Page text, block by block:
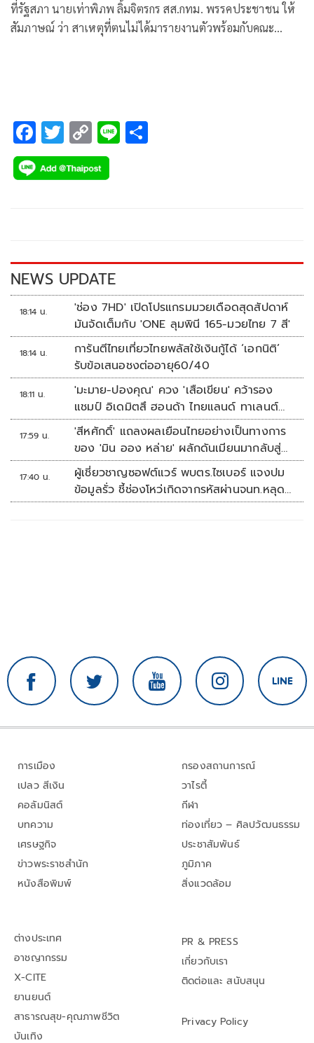
ที่รัฐสภา นายเท่าพิภพ ลิ้มจิตรกร สส.กทม. พรรคประชาชน ให้
สัมภาษณ์ ว่า สาเหตุที่ตนไม่ได้มารายงานตัวพร้อมกับคณะ
F
ac
e
k
T
wi
tt
C
o
p
k
Li
NEWS UPDATE
18:14 น.
'ช่อง 7HD' เปิดโปรแกรมมวยเดือดสุดสัปดาห์
มันจัดเต็มกับ 'ONE ลุมพินี 165-มวยไทย 7 สี'
18:14 น.
การันตีไทยเที่ยวไทยพลัสใช้เงินกู้ได้ ‘เอกนิติ’
รับข้อเสนอชงต่ออายุ60/40
18:11 น.
'มะมาย-ปองคุณ' ควง 'เสือเขียน' คว้ารอง
แชมป์ อิเดมิตสึ ฮอนด้า ไทยแลนด์ ทาเลนต์
คัพ สนาม 3
17:59 น.
'สีหศักดิ์' แถลงผลเยือนไทยอย่างเป็นทางการ
ของ 'มิน ออง หล่าย' ผลักดันเมียนมากลับสู่
อาเซียน
17:40 น.
ผู้เชี่ยวชาญซอฟต์แวร์ พบตร.ไซเบอร์ แจงปม
ข้อมูลรั่ว ชี้ช่องโหว่เกิดจากรหัสผ่านจนท.หลุด
ไม่ใช่ถูกแฮกระบบ
การเมือง
เปลว สีเงิน
คอลัมนิสต์
บทความ
เศรษฐกิจ
ข่าวพระราชสำนัก
หนังสือพิมพ์
กรองสถานการณ์
วาไรตี้
กีฬา
ท่องเที่ยว – ศิลปวัฒนธรรม
ประชาสัมพันธ์
ภูมิภาค
สิ่งแวดล้อม
ต่างประเทศ
อาชญากรรม
X-CITE
ยานยนต์
สาธารณสุข-คุณภาพชีวิต
บันเทิง
PR & PRESS
เกี่ยวกับเรา
ติดต่อและ สนับสนุน
Privacy Policy